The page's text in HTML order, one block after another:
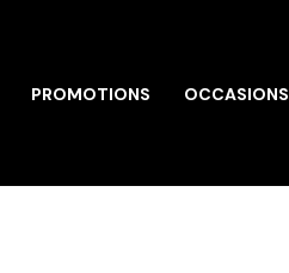
PROMOTIONS OCCASIONS